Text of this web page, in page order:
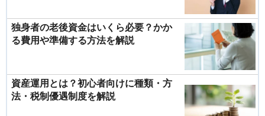
独身者の老後資金はいくら必要？かか
る費用や準備する方法を解説
資産運用とは？初心者向けに種類・方
法・税制優遇制度を解説